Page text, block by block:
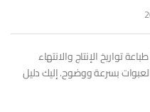
طباعة تواريخ الإنتاج والانتهاء
بسرعة ووضوح. إليك دليل